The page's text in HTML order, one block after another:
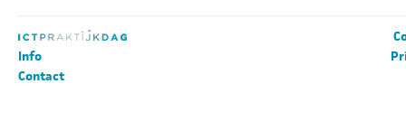
Info
Contact